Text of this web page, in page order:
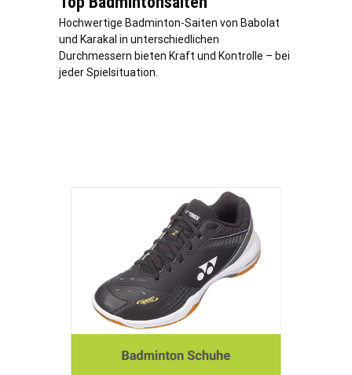
Hochwertige Badminton-Saiten von Babolat
und Karakal in unterschiedlichen
Durchmessern bieten Kraft und Kontrolle – bei
jeder Spielsituation.